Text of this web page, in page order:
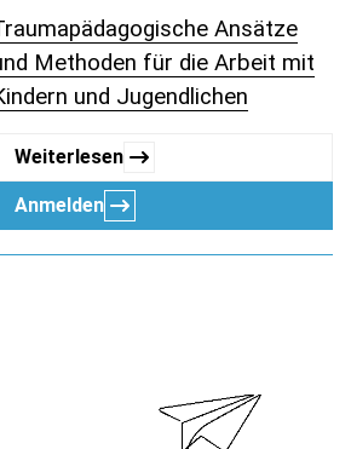
Ansätze
Methoden für die Arbeit mit
und Jugendlichen
Weiterlesen
Anmelden